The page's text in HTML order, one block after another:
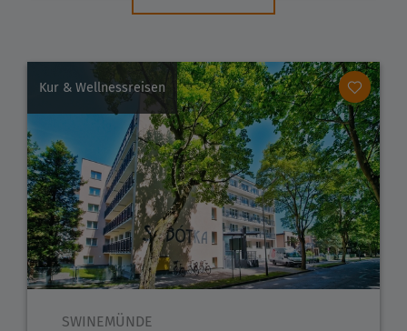
Kur & Wellnessreisen
SWINEMÜNDE